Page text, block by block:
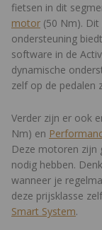
fietsen in dit
motor (50 Nm).
ondersteuning
software in de
dynamische
zelf op de pedalen
Verder zijn er ook
Nm) en
Deze motoren zijn
nodig hebben.
wanneer je
deze prijsklasse
Smart System.